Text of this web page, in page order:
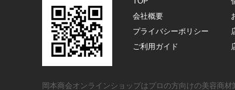
会社概要
プライバシーポリシー
ご利用ガイド
岡本商会オンラインショップはプロの方向けの美容商材